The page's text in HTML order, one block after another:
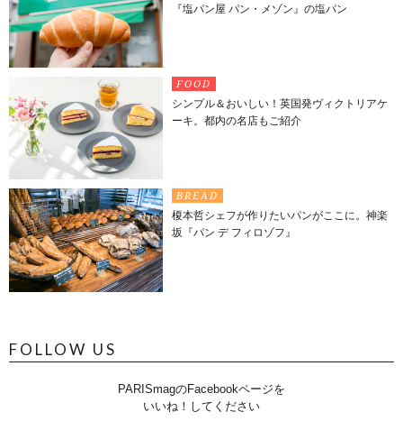
『塩パン屋 パン・メゾン』の塩パン
FOOD
シンプル＆おいしい！英国発ヴィクトリアケ
ーキ。都内の名店もご紹介
BREAD
榎本哲シェフが作りたいパンがここに。神楽
坂『パン デ フィロゾフ』
FOLLOW US
PARISmagのFacebookページを
いいね！してください